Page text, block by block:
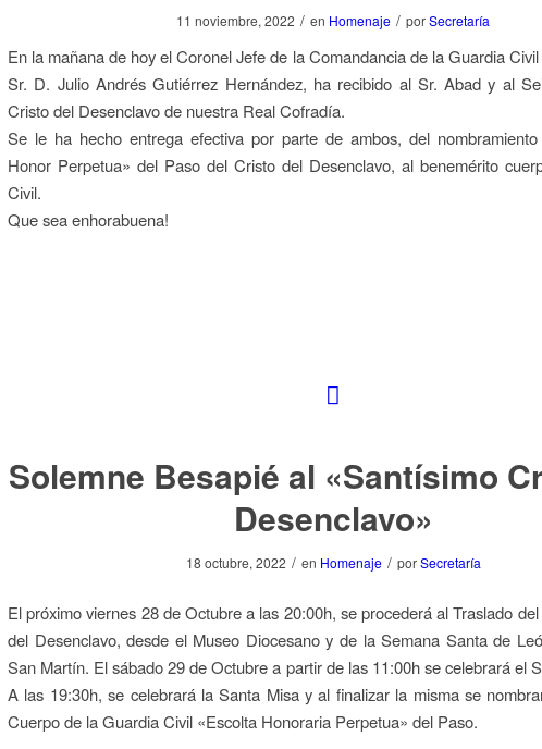
11 noviembre, 2022 / en Homenaje / porSecretaría
En la mañana de hoy el Coronel Jefe de la Comandancia de la Guardia
Sr. D. Julio Andrés Gutiérrez Hernández, ha recibido al Sr. Abad y al
Cristo del Desenclavo de nuestra Real Cofradía.
Se le ha hecho entrega efectiva por parte de ambos, del
Honor Perpetua» del Paso del Cristo del Desenclavo, al benemérito
Civil.
Que sea enhorabuena!
Solemne Besapié al «Santísimo
Desenclavo»
18 octubre, 2022 / en Homenaje / porSecretaría
El próximo viernes 28 de Octubre a las 20:00h, se procederá al Traslado
del Desenclavo, desde el Museo Diocesano y de la Semana Santa de
San Martín. El sábado 29 de Octubre a partir de las 11:00h se celebrará el
A las 19:30h, se celebrará la Santa Misa y al finalizar la misma se
Cuerpo de la Guardia Civil «Escolta Honoraria Perpetua» del Paso.